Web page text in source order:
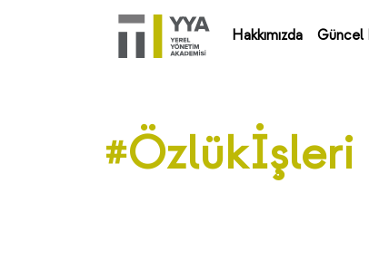
Hakkımızda Güncel
#Özlükİşleri